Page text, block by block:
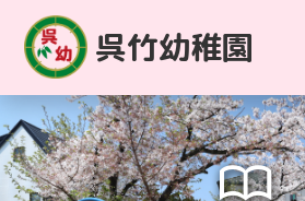
呉竹幼稚園